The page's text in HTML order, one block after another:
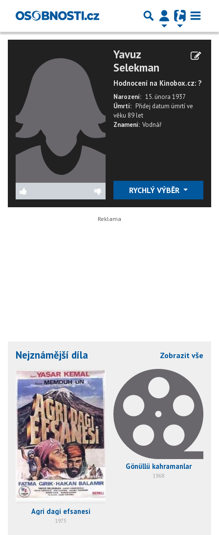
Yavuz
Selekman
Hodnocení na Kinobox.cz: ?
Narození: 15. února 1937
Úmrtí: Přidej datum úmrtíve
věku 89 let
Znamení: Vodnář
RYCHLÝ VÝBĚR
Nejznámější díla Zobrazit vše
Agri dagi efsanesi
1975
Gönüllü kahramanlar
1968